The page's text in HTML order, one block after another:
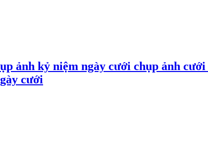
ảnh kỷ niệm ngày cưới chụp ảnh
cưới